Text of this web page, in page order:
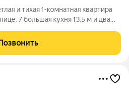
и тихая 1-комнатная квартира
13,5 м и два
жизни. Дом 2020 года,